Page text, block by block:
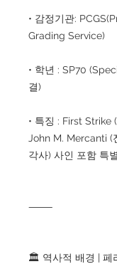
• 감정기관:
Grading Service)
• 학년 : SP70
결)
• 특징 : First Strike
John M. Mercanti
각사) 사인 포함 특
⸻
🏛 역사적 배경 | 페